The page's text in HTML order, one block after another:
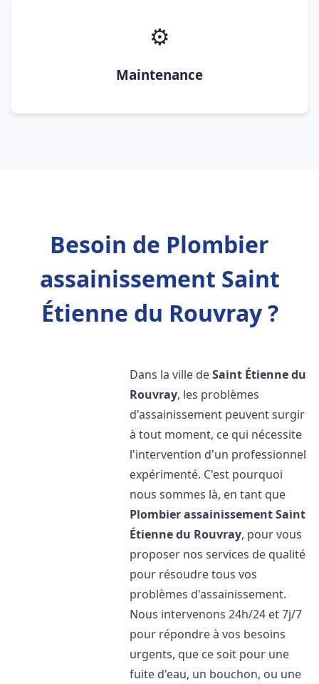
⚙️
Maintenance
Besoin de Plombier
assainissement Saint
Étienne du Rouvray ?
Dans la ville deSaint Étienne du
Rouvray, les problèmes
d'assainissement peuvent surgir
à tout moment, ce qui nécessite
l'intervention d'un professionnel
expérimenté. C'est pourquoi
nous sommes là, en tant que
Plombier assainissementSaint
Étienne du Rouvray, pour vous
proposer nos services de qualité
pour résoudre tous vos
problèmes d'assainissement.
Nous intervenons 24h/24 et 7j/7
pour répondre à vos besoins
urgents, que ce soit pour une
fuite d'eau, un bouchon, ou une